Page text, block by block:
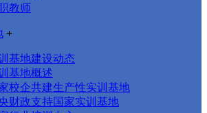
教师
+
基地建设动态
基地概述
校企共建生产性实训基地
财政支持国家实训基地